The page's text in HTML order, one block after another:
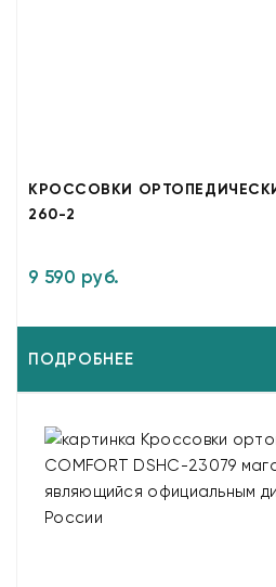
КРОССОВКИ
260-2
9 590 руб.
ПОДРОБНЕЕ